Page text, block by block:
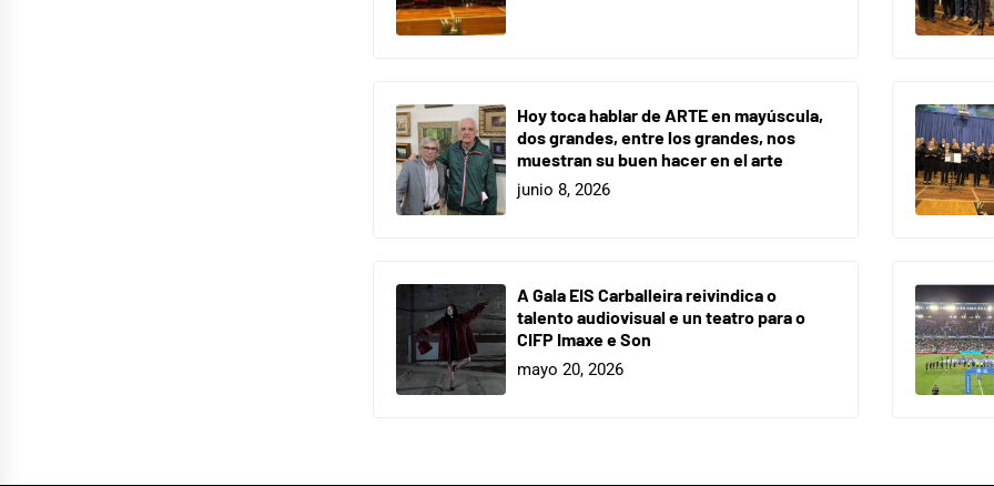
Hoy toca hablar de ARTE en mayúscula,
dos grandes, entre los grandes, nos
muestran su buen hacer en el arte
junio 8, 2026
A Gala EIS Carballeira reivindica o
talento audiovisual e un teatro para o
CIFP Imaxe e Son
mayo 20, 2026